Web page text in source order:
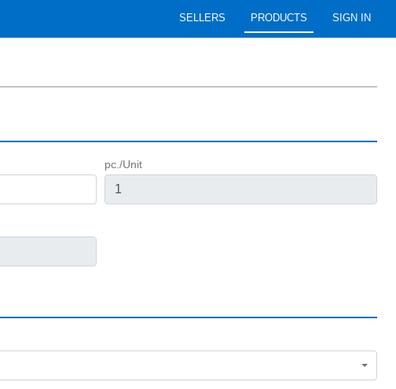
SELLERS PRODUCTS SIGN IN
pc./Unit